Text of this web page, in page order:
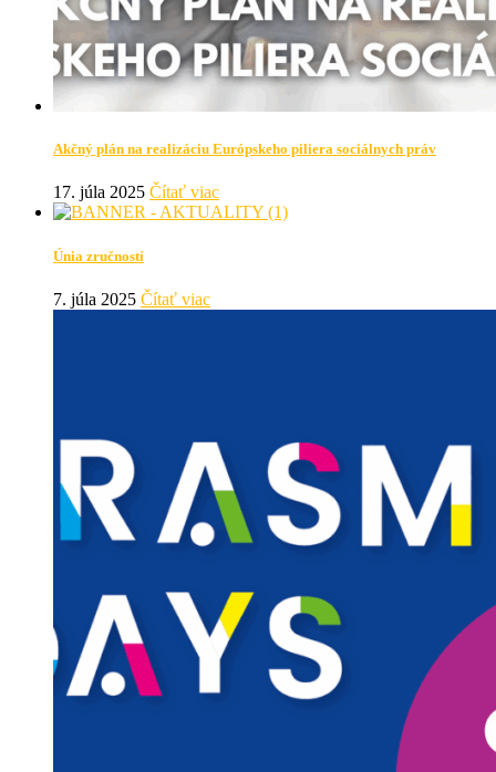
Akčný plán na realizáciu Európskeho piliera sociálnych práv
17. júla 2025 Čítať viac
Únia zručností
7. júla 2025 Čítať viac